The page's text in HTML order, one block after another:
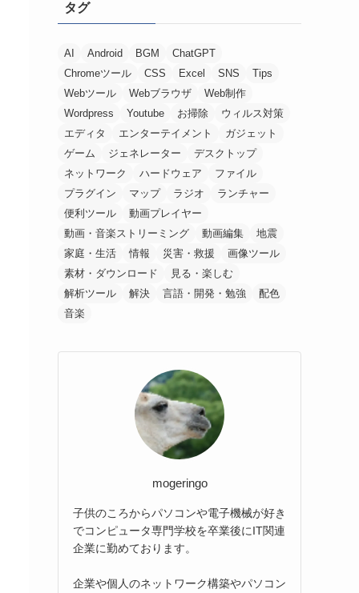
タグ
AI Android BGM
ChatGPT
Chromeツール
CSS Excel SNS
Tips
Webツール
Webブラウザ
Web制作
Wordpress
Youtube お掃除
ウィルス対策
エディタ
エンターテイメント
ガジェット
ゲーム
ジェネレーター
デスクトップ
ネットワーク
ハードウェア
ファイル
プラグイン
マップ ラジオ
ランチャー
便利ツール
動画プレイヤー
動画・音楽ストリーミング
動画編集
地震
家庭・生活
情報 災害・救援
画像ツール
素材・ダウンロード
見る・楽しむ
解析ツール
解決 言語・開発・勉強
配色
音楽
mogeringo
子供のころからパソコンや電子機械が好き
でコンピュータ専門学校を卒業後にIT関連
企業に勤めております。
企業や個人のネットワーク構築やパソコン